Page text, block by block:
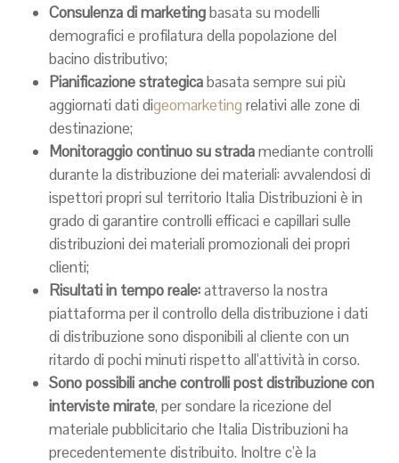
Consulenza di marketingbasata su modelli
demografici e profilatura della popolazione del
bacino distributivo;
Pianificazione strategicabasata sempre sui più
aggiornati dati digeomarketing relativi alle zone di
destinazione;
Monitoraggio continuo su stradamediante controlli
durante la distribuzione dei materiali: avvalendosi di
ispettori propri sul territorio Italia Distribuzioni è in
grado di garantire controlli efficaci e capillari sulle
distribuzioni dei materiali promozionali dei propri
clienti;
Risultati in tempo reale:attraverso la nostra
piattaforma per il controllo della distribuzione i dati
di distribuzione sono disponibili al cliente con un
ritardo di pochi minuti rispetto all’attività in corso.
Sono possibili anche controlli post distribuzione con
interviste mirate, per sondare la ricezione del
materiale pubblicitario che Italia Distribuzioni ha
precedentemente distribuito. Inoltre c’è la